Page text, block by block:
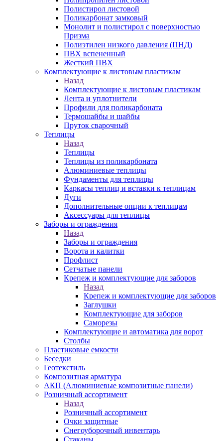
Полистирол листовой
Поликарбонат замковый
Монолит и полистирол с поверхностью
Призма
Полиэтилен низкого давления (ПНД)
ПВХ вспененный
Жесткий ПВХ
Комплектующие к листовым пластикам
Назад
Комплектующие к листовым пластикам
Лента и уплотнители
Профили для поликарбоната
Термошайбы и шайбы
Пруток сварочный
Теплицы
Назад
Теплицы
Теплицы из поликарбоната
Алюминиевые теплицы
Фундаменты для теплицы
Каркасы теплиц и вставки к теплицам
Дуги
Дополнительные опции к теплицам
Аксессуары для теплицы
Заборы и ограждения
Назад
Заборы и ограждения
Ворота и калитки
Профлист
Сетчатые панели
Крепеж и комплектующие для заборов
Назад
Крепеж и комплектующие для заборов
Заглушки
Комплектующие для заборов
Саморезы
Комплектующие и автоматика для ворот
Столбы
Пластиковые емкости
Беседки
Геотекстиль
Композитная арматура
АКП (Алюминиевые композитные панели)
Розничный ассортимент
Назад
Розничный ассортимент
Очки защитные
Снегоуборочный инвентарь
Стаканы